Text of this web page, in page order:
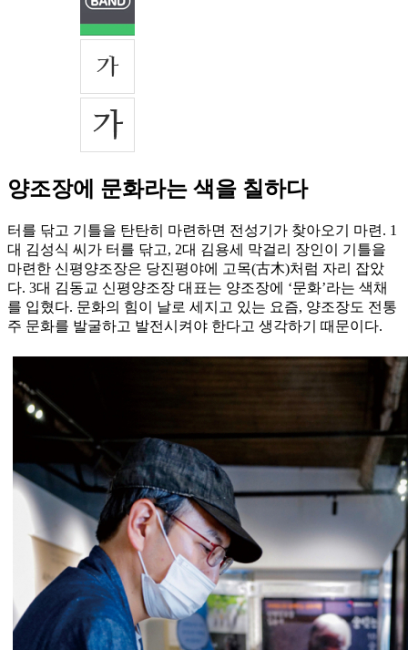
양조장에 문화라는 색을 칠하다
터를 닦고 기틀을 탄탄히 마련하면 전성기가 찾아오기 마련. 1
대 김성식 씨가 터를 닦고, 2대 김용세 막걸리 장인이 기틀을
마련한 신평양조장은 당진평야에 고목(古木)처럼 자리 잡았
다. 3대 김동교 신평양조장 대표는 양조장에 ‘문화’라는 색채
를 입혔다. 문화의 힘이 날로 세지고 있는 요즘, 양조장도 전통
주 문화를 발굴하고 발전시켜야 한다고 생각하기 때문이다.